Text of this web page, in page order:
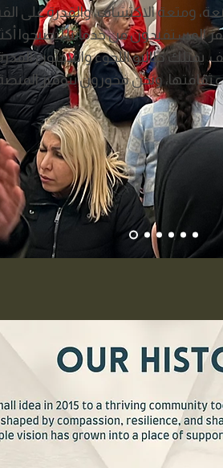
ومتعة الاكتشاف، والقدرة على
المستفيدون من خدماتنا ليصبحوا أكثر
يمتلك طالبو اللجوء واللاجئون